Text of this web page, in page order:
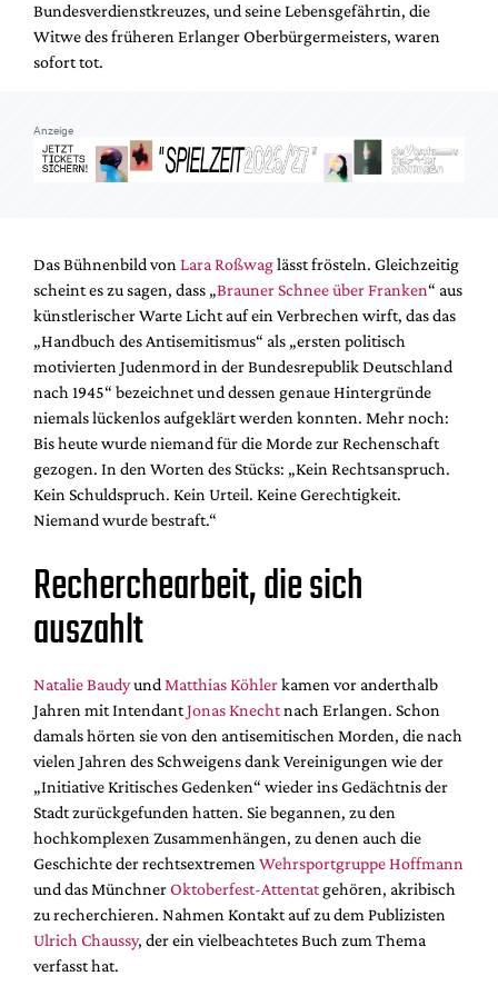
Bundesverdienstkreuzes, und seine Lebensgefährtin, die
Witwe des früheren Erlanger Oberbürgermeisters, waren
sofort tot.
Anzeige
Das Bühnenbild von Lara Roßwaglässt frösteln. Gleichzeitig
scheint es zu sagen, dass „Brauner Schnee über Franken“ aus
künstlerischer Warte Licht auf ein Verbrechen wirft, das das
„Handbuch des Antisemitismus“ als „ersten politisch
motivierten Judenmord in der Bundesrepublik Deutschland
nach 1945“ bezeichnet und dessen genaue Hintergründe
niemals lückenlos aufgeklärt werden konnten. Mehr noch:
Bis heute wurde niemand für die Morde zur Rechenschaft
gezogen. In den Worten des Stücks: „Kein Rechtsanspruch.
Kein Schuldspruch. Kein Urteil. Keine Gerechtigkeit.
Niemand wurde bestraft.“
Recherchearbeit, die sich
auszahlt
Natalie Baudyund Matthias Köhlerkamen vor anderthalb
Jahren mit IntendantJonas Knechtnach Erlangen. Schon
damals hörten sie von den antisemitischen Morden, die nach
vielen Jahren des Schweigens dank Vereinigungen wie der
„Initiative Kritisches Gedenken“ wieder ins Gedächtnis der
Stadt zurückgefunden hatten. Sie begannen, zu den
hochkomplexen Zusammenhängen, zu denen auch die
Geschichte der rechtsextremen Wehrsportgruppe Hoffmann
und das MünchnerOktoberfest-Attentat gehören, akribisch
zu recherchieren. Nahmen Kontakt auf zu dem Publizisten
Ulrich Chaussy, der ein vielbeachtetes Buch zum Thema
verfasst hat.